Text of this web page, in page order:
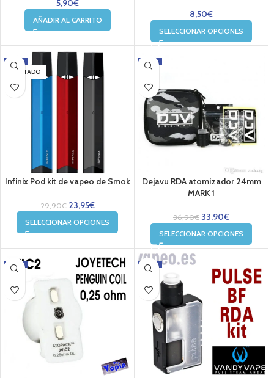
5,90€
AÑADIR AL CARRITO
8,50€
SELECCIONAR OPCIONES
-20%
AGOTADO
Infinix Pod kit de vapeo de Smok
29,90€ 23,95€
SELECCIONAR OPCIONES
-8%
Dejavu RDA atomizador 24mm
MARK 1
36,90€ 33,90€
SELECCIONAR OPCIONES
-29% -16%